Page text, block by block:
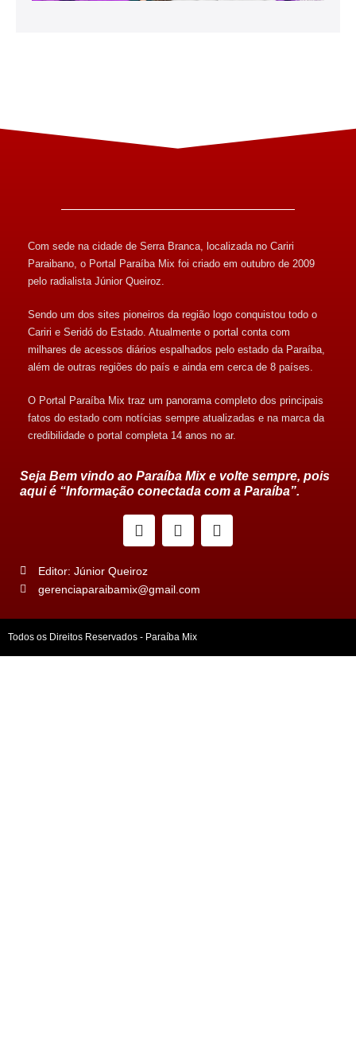
Com sede na cidade de Serra Branca, localizada no Cariri
Paraibano, o Portal Paraíba Mix foi criado em outubro de 2009
pelo radialista Júnior Queiroz.
Sendo um dos sites pioneiros da região logo conquistou todo o
Cariri e Seridó do Estado. Atualmente o portal conta com
milhares de acessos diários espalhados pelo estado da Paraíba,
além de outras regiões do país e ainda em cerca de 8 países.
O Portal Paraíba Mix traz um panorama completo dos principais
fatos do estado com notícias sempre atualizadas e na marca da
credibilidade o portal completa 14 anos no ar.
Seja Bem vindo ao Paraíba Mix e volte sempre, pois
aqui é “Informação conectada com a Paraíba”.
Editor: Júnior Queiroz
gerenciaparaibamix@gmail.com
Todos os Direitos Reservados - Paraíba Mix